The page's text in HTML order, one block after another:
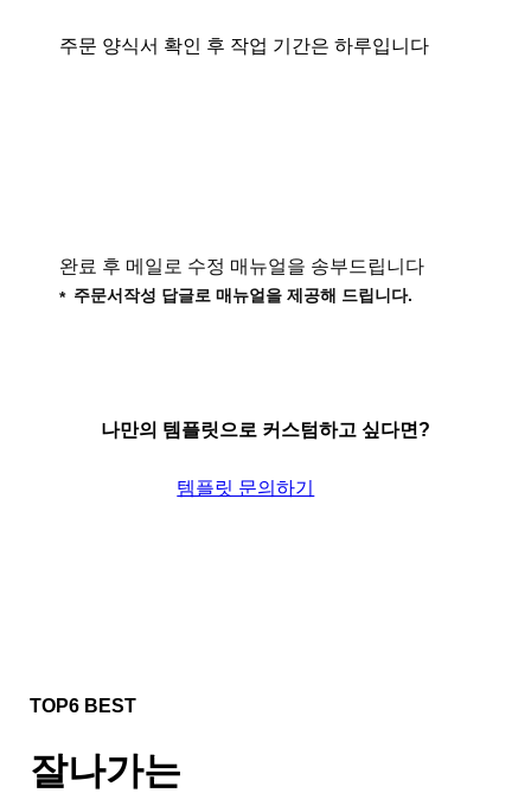
주문 양식서 확인 후 작업 기간은 하루입니다
완료 후 메일로 수정 매뉴얼을 송부드립니다
주문서작성 답글로 매뉴얼을 제공해 드립니다.
나만의 템플릿으로 커스텀하고 싶다면?
템플릿 문의하기
TOP6 BEST
잘나가는